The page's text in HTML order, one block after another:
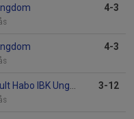
4-3
4-3
IBK Ungdom P12/3 3-12